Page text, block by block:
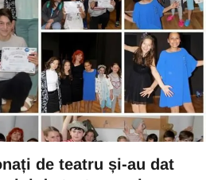
de teatru și-au dat